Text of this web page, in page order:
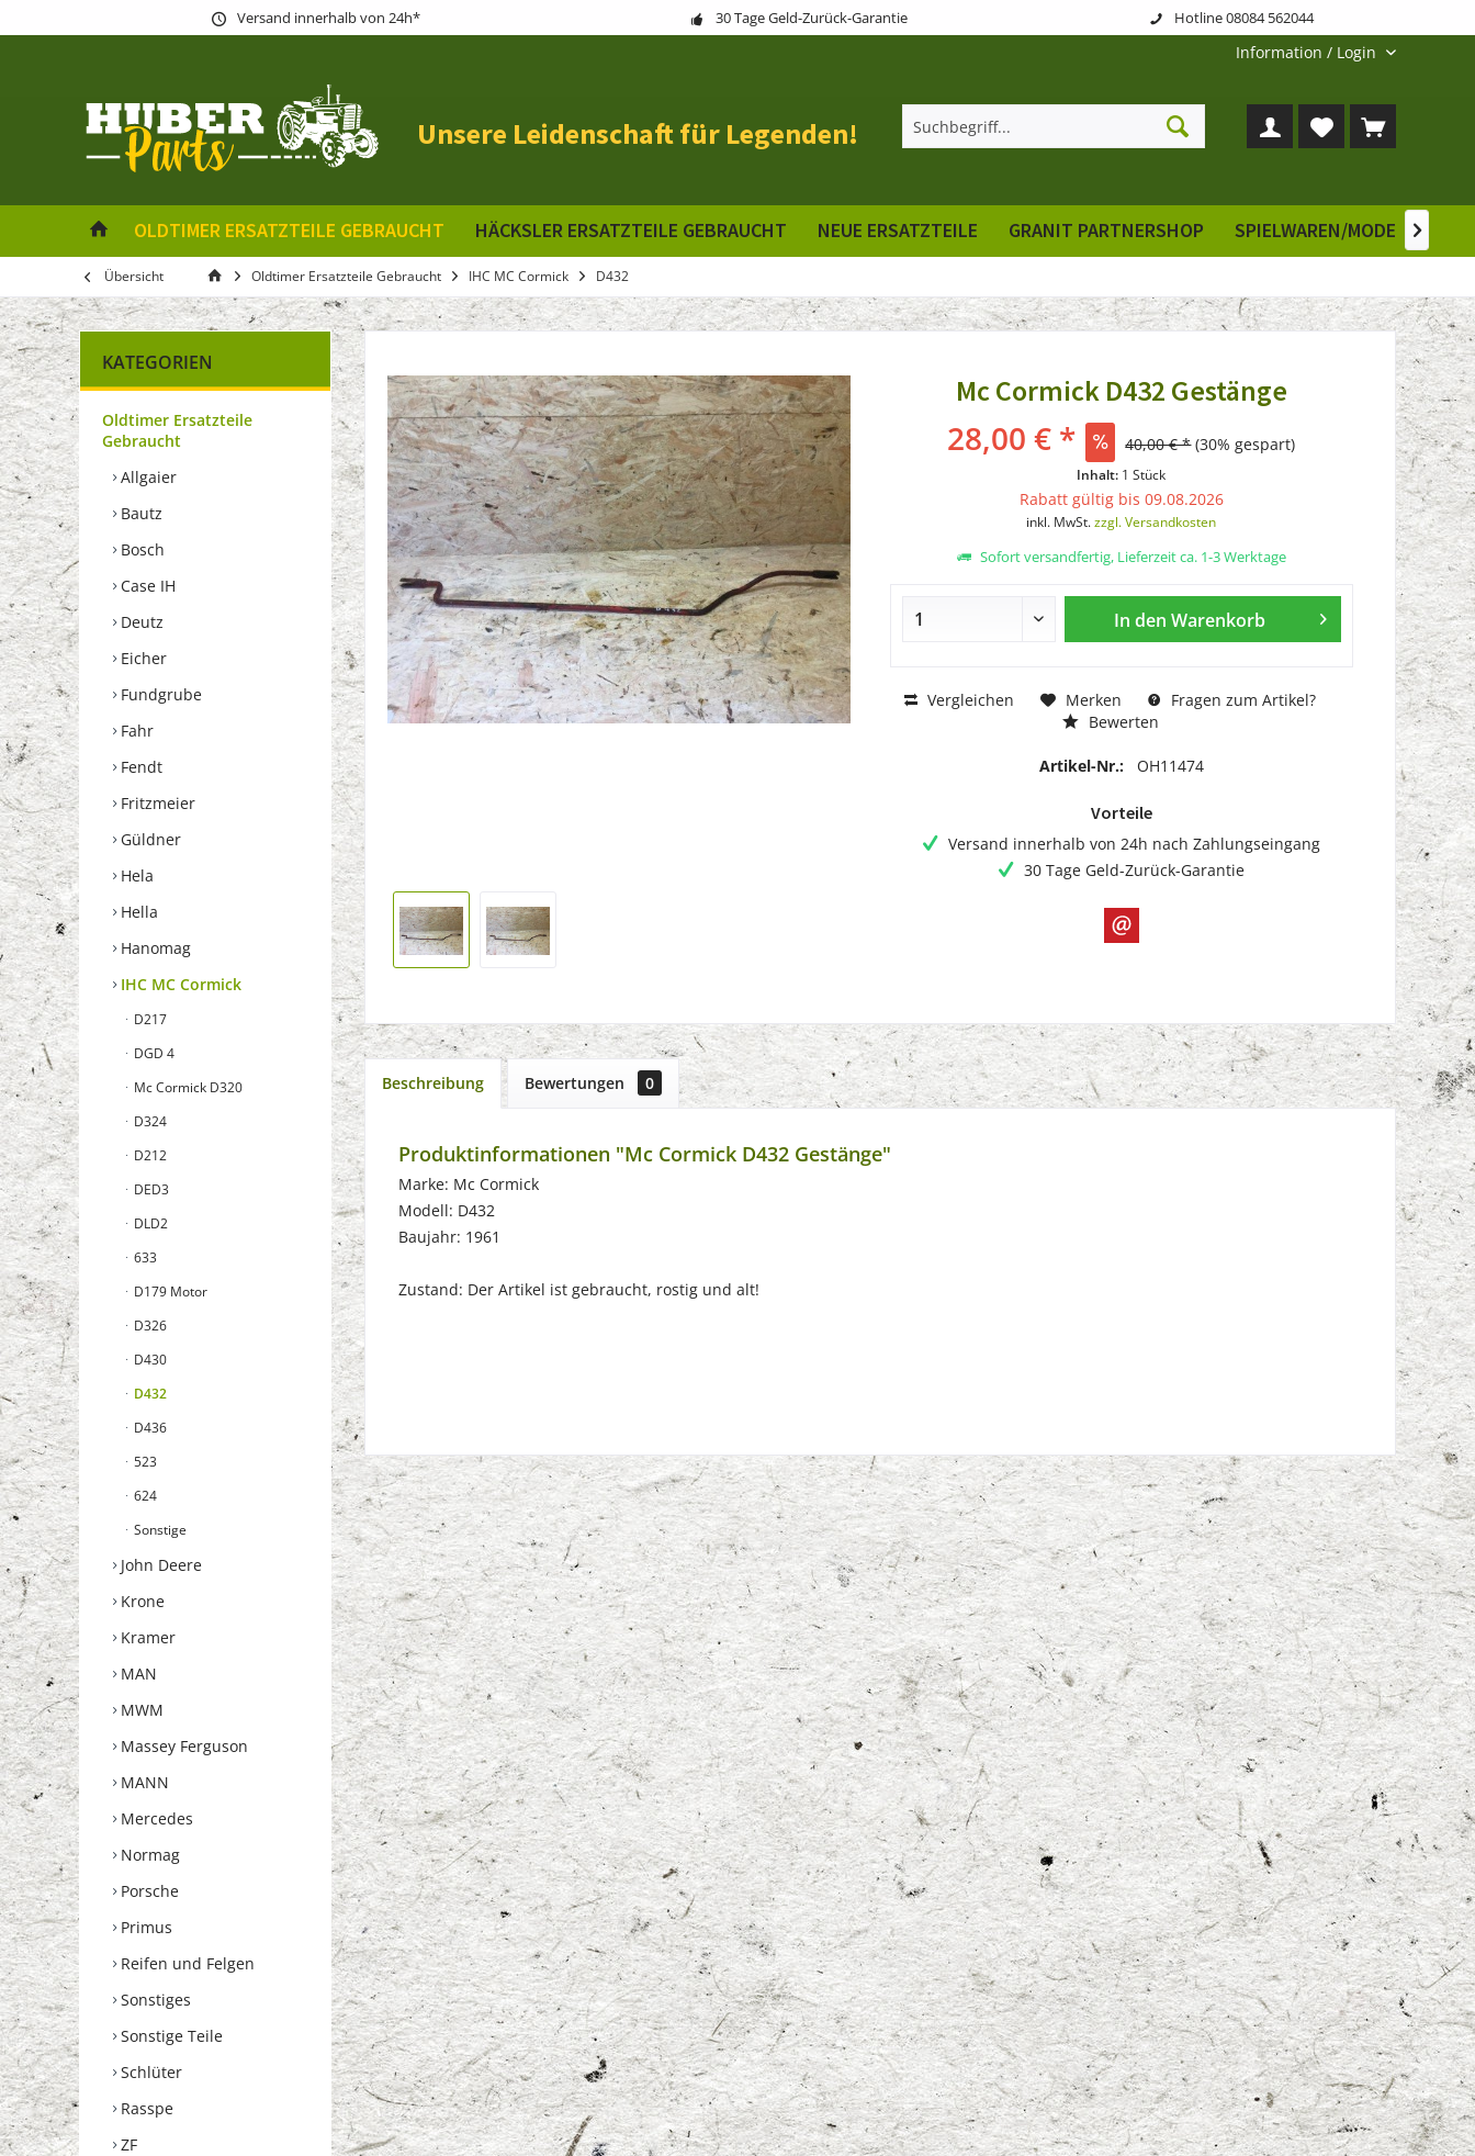
Versand innerhalb von 24h* 30 Tage Geld-Zurück-Garantie Hotline 08084 562044
Information / Login
Unsere Leidenschaft für Legenden!
OLDTIMER ERSATZTEILE GEBRAUCHT HÄCKSLER ERSATZTEILE GEBRAUCHT NEUE ERSATZTEILE GRANIT PARTNERSHOP SPIELWAREN/MODELLE

Übersicht Oldtimer Ersatzteile Gebraucht IHC MC Cormick D432
KATEGORIEN
Oldtimer Ersatzteile
Gebraucht
Allgaier
Bautz
Bosch
Case IH
Deutz
Eicher
Fundgrube
Fahr
Fendt
Fritzmeier
Güldner
Hela
Hella
Hanomag
IHC MC Cormick
D217
DGD 4
Mc Cormick D320
D324
D212
DED3
DLD2
633
D179 Motor
D326
D430
D432
D436
523
624
Sonstige
John Deere
Krone
Kramer
MAN
MWM
Massey Ferguson
MANN
Mercedes
Normag
Porsche
Primus
Reifen und Felgen
Sonstiges
Sonstige Teile
Schlüter
Rasspe
ZF
Mc Cormick D432 Gestänge
28,00 € * 40,00 € * (30% gespart)
Inhalt: 1 Stück
Rabatt gültig bis 09.08.2026
inkl. MwSt.zzgl. Versandkosten
Sofort versandfertig, Lieferzeit ca. 1-3 Werktage
In den Warenkorb
Vergleichen Merken
Fragen zum Artikel?
Bewerten
Artikel-Nr.: OH11474
Vorteile
Versand innerhalb von 24h nach Zahlungseingang
30 Tage Geld-Zurück-Garantie
Beschreibung Bewertungen 0
Produktinformationen "Mc Cormick D432 Gestänge"
Marke: Mc Cormick
Modell: D432
Baujahr: 1961
Zustand: Der Artikel ist gebraucht, rostig und alt!